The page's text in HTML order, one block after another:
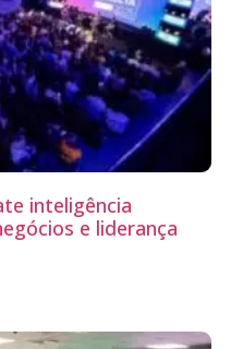
inteligência
e liderança